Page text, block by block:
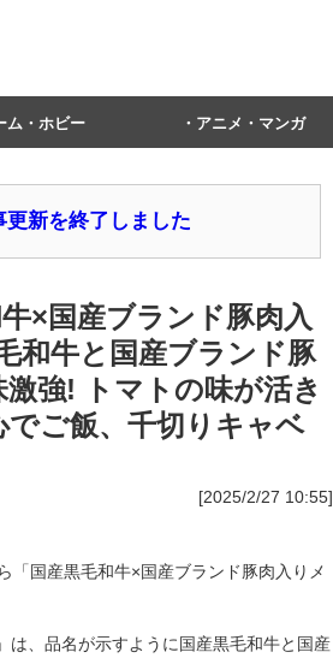
ム・ホビー アニメ・マンガ
新を終了しました
×国産ブランド豚肉入
和牛と国産ブランド豚
強! トマトの味が活き
ご飯、千切りキャベ
[2025/2/27 10:55]
国産黒毛和牛×国産ブランド豚肉入りメ
、品名が示すように国産黒毛和牛と国産